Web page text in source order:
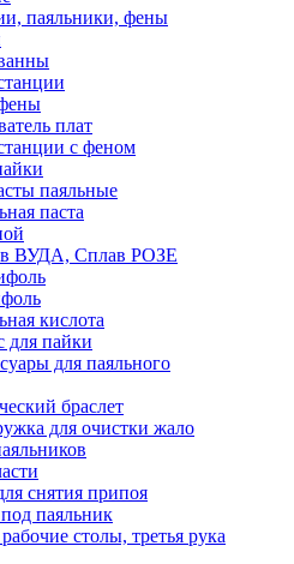
паяльники, фены
плат
с феном
паяльные
паста
ВУДА, Сплав РОЗЕ
кислота
для пайки
для паяльного
браслет
для очистки жало
снятия припоя
паяльник
столы, третья рука